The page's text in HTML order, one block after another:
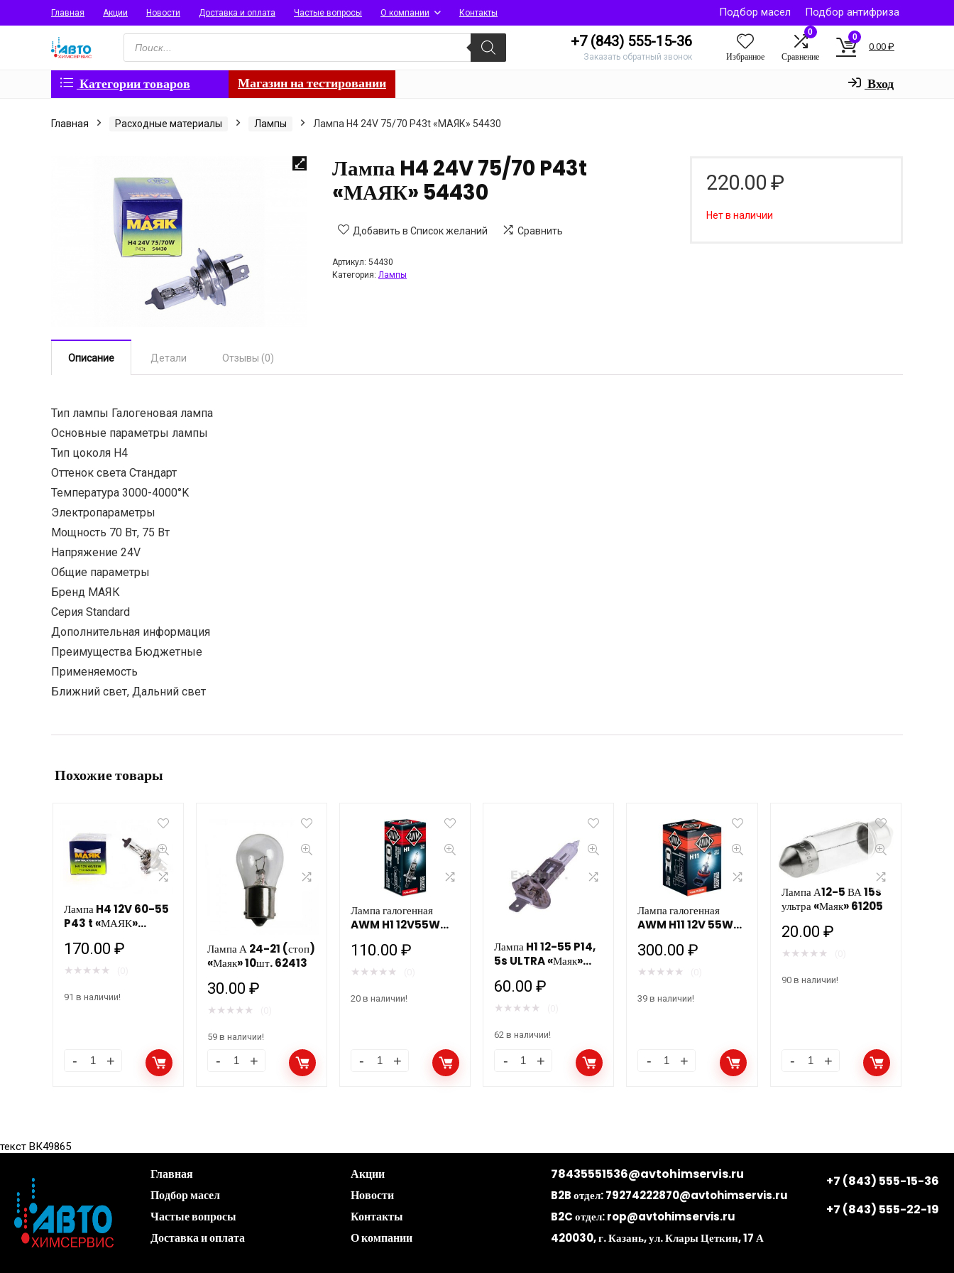
Главная Акции Новости Доставка и оплата Частые вопросы О компании Контакты Подбор масел
Подбор антифриза
Поиск
товаров
+7 (843) 555-15-36
Заказать обратный звонок Избранное
0
Сравнение
0
0.00 ₽
Категории товаров Магазин на тестировании Вход
Главная Расходные материалы Лампы Лампа H4 24V 75/70 P43t «МАЯК» 54430
Лампа H4 24V 75/70 P43t
«МАЯК» 54430
Добавить в Список желаний Сравнить
Артикул: 54430
Категория: Лампы
220.00 ₽
Нет в наличии
Описание Детали Отзывы (0)
Тип лампы Галогеновая лампа
Основные параметры лампы
Тип цоколя H4
Оттенок света Стандарт
Температура 3000-4000°K
Электропараметры
Мощность 70 Вт, 75 Вт
Напряжение 24V
Общие параметры
Бренд МАЯК
Серия Standard
Дополнительная информация
Преимущества Бюджетные
Применяемость
Ближний свет, Дальний свет
Похожие товары
Лампа H4 12V 60-55
P43 t «МАЯК»
170.00 ₽
★ ★ ★ ★ ★
91 в наличии!
Лампа А 24-21 (стоп)
«Маяк» 10шт. 62413
30.00 ₽
★ ★ ★ ★ ★
59 в наличии!
Лампа галогенная
AWM H1 12V55W
110.00 ₽
★ ★ ★ ★ ★
20 в наличии!
Лампа H1 12-55 P14,
5s ULTRA «Маяк»
60.00₽
★ ★ ★ ★ ★
62 в наличии!
Лампа галогенная
AWM H11 12V 55W
300.00₽
★ ★ ★ ★ ★
39 в наличии!
Лампа А12-5 ВА 15s
ультра «Маяк» 61205
20.00 ₽
★ ★ ★ ★ ★
90 в наличии!
текст ВК49865
Главная
Подбор масел
Частые вопросы
Доставка и оплата
Акции
Новости
Контакты
О компании
78435551536@avtohimservis.ru
B2B отдел:79274222870@avtohimservis.ru
B2C отдел:rop@avtohimservis.ru
420030, г. Казань, ул. Клары Цеткин, 17 А
+7 (843) 555-15-36
+7 (843) 555-22-19